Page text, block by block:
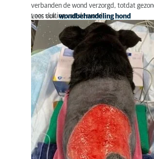
Anamnese
Foto
Bevindingen
Diagnose
Behandeling en therapie
verbanden de wond verzorgd, totdat
voor sluiting van de wond.
Lees ook:wondbehandeling hond
Foto